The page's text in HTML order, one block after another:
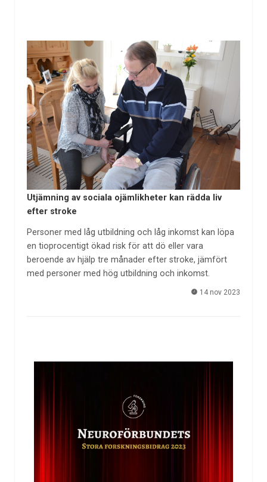
Utjämning av sociala ojämlikheter kan rädda liv
efter stroke
Personer med låg utbildning och låg inkomst kan löpa
en tioprocentigt ökad risk för att dö eller vara
beroende av hjälp tre månader efter stroke, jämfört
med personer med hög utbildning och inkomst.
14 nov 2023